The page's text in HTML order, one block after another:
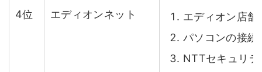
4位 エディオンネット
エディオン店
パソコンの接
NTTセキュリ